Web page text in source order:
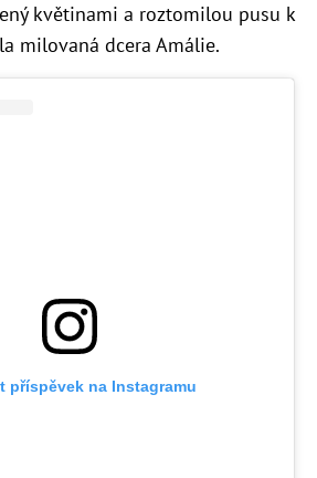
květinami a roztomilou pusu k
milovaná dcera Amálie.
příspěvek na Instagramu